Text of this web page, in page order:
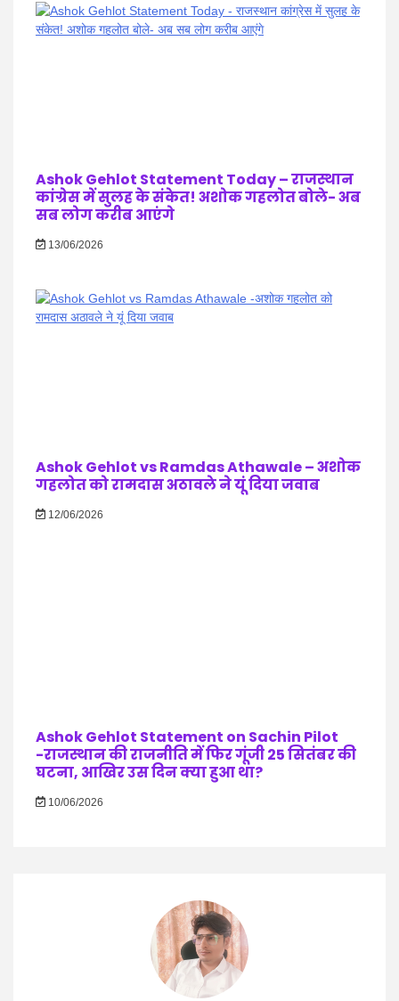
Ashok Gehlot Statement Today – राजस्थान
कांग्रेस में सुलह के संकेत! अशोक गहलोत बोले- अब
सब लोग करीब आएंगे
13/06/2026
Ashok Gehlot vs Ramdas Athawale – अशोक
गहलोत को रामदास अठावले ने यूं दिया जवाब
12/06/2026
Ashok Gehlot Statement on Sachin Pilot
-राजस्थान की राजनीति में फिर गूंजी 25 सितंबर की
घटना, आखिर उस दिन क्या हुआ था?
10/06/2026